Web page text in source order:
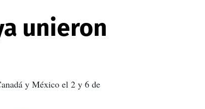
unieron
y México el 2 y 6 de